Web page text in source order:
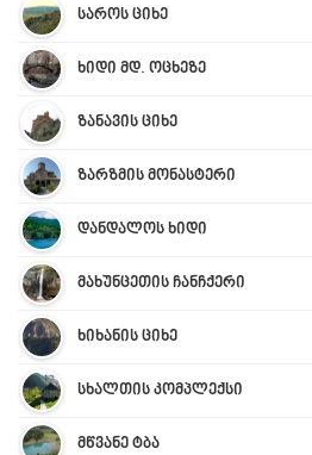
საროს ციხე
ხიდი მდ. ოცხეზე
ზანავის ციხე
ზარზმის მონასტერი
დანდალოს ხიდი
მახუნცეთის ჩანჩქერი
ხიხანის ციხე
სხალთის კომპლექსი
მწვანე ტბა